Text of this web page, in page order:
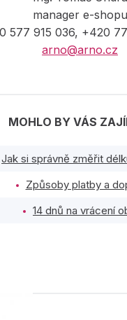
manager e-shopu
577 915 036, +420
arno@arno.cz
MOHLO BY VÁS
Jak si správně změřit
Způsoby platby a
14 dnů na vrácení